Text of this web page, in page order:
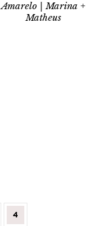
Amarelo | Marina +
Matheus
4